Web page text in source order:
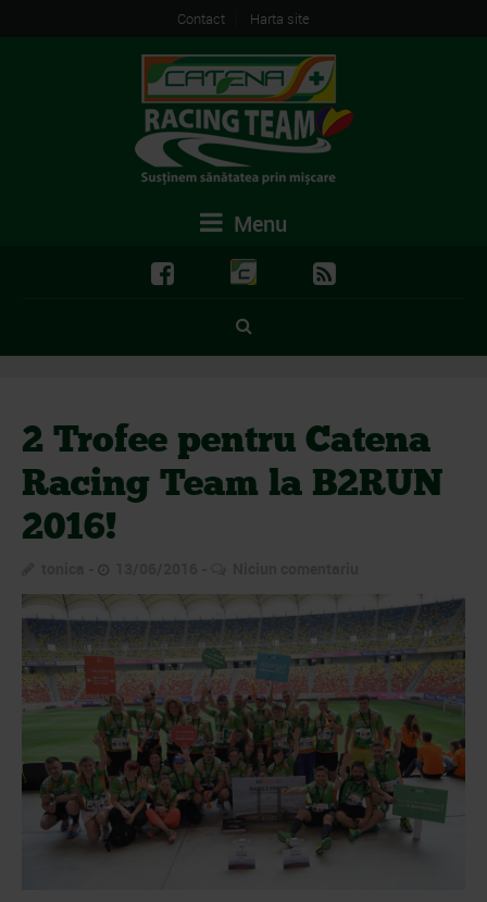
Contact Harta site
Menu
2 Trofee pentru Catena
Racing Team la B2RUN
2016!